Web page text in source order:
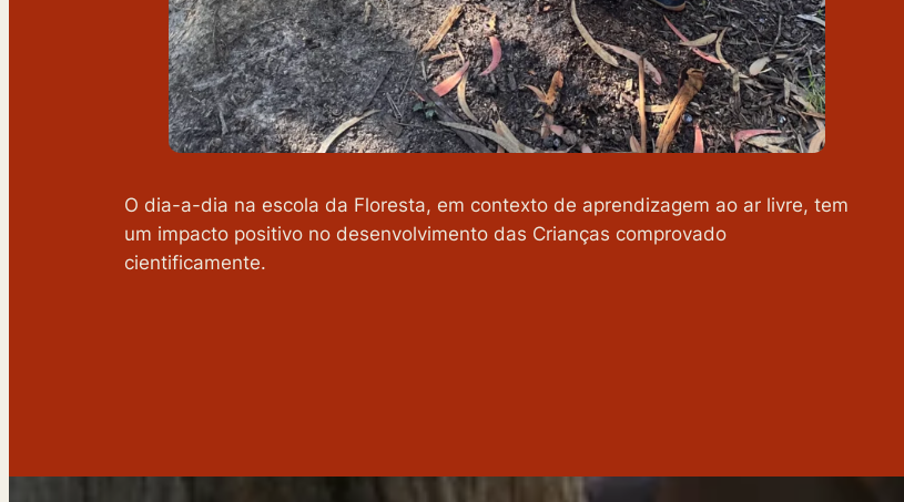
O dia-a-dia na escola da Floresta, em contexto de aprendizagem ao ar livre, tem
um impacto positivo no desenvolvimento das Crianças comprovado
cientificamente.